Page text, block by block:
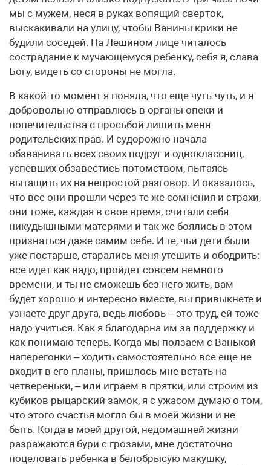
мы с мужем, неся в руках вопящий сверток,
выскакивали на улицу, чтобы Ванины крики не
будили соседей. На Лешином лице читалось
сострадание к мучающемуся ребенку, себя я, слава
Богу, видеть со стороны не могла.
В какой-то момент я поняла, что еще чуть-чуть, и я
добровольно отправлюсь в органы опеки и
попечительства с просьбой лишить меня
родительских прав. И судорожно начала
обзванивать всех своих подруг и одноклассниц,
успевших обзавестись потомством, пытаясь
вытащить их на непростой разговор. И оказалось,
что все они прошли через те же сомнения и страхи,
они тоже, каждая в свое время, считали себя
никудышными матерями и так же боялись в этом
признаться даже самим себе. И те, чьи дети были
уже постарше, старались меня утешить и ободрить:
все идет как надо, пройдет совсем немного
времени, и ты не сможешь без него жить, вам
будет хорошо и интересно вместе, вы привыкнете и
узнаете друг друга, ведь любовь – это труд, ей тоже
надо учиться. Как я благодарна им за поддержку и
как понимаю теперь. Когда мы ползаем с Ванькой
наперегонки – ходить самостоятельно все еще не
входит в его планы, пришлось мне встать на
четвереньки, – или играем в прятки, или строим из
кубиков рыцарский замок, я с ужасом думаю о том,
что этого счастья могло бы в моей жизни и не
быть. Когда в моей другой, недомашней жизни
разражаются бури с грозами, мне достаточно
поцеловать ребенка в белобрысую макушку,